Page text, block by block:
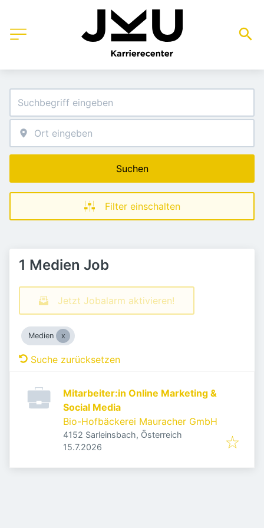
Suchen
Filter einschalten
1 Medien Job
Jetzt Jobalarm aktivieren!
Medien
Suche zurücksetzen
Mitarbeiter:in Online Marketing &
Social Media
Bio-Hofbäckerei Mauracher GmbH
4152 Sarleinsbach, Österreich
Veröffentlicht
15.7.2026